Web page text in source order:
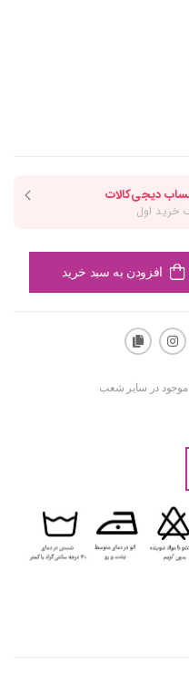
افزودن به سبد خرید
موجود در سایر شعب